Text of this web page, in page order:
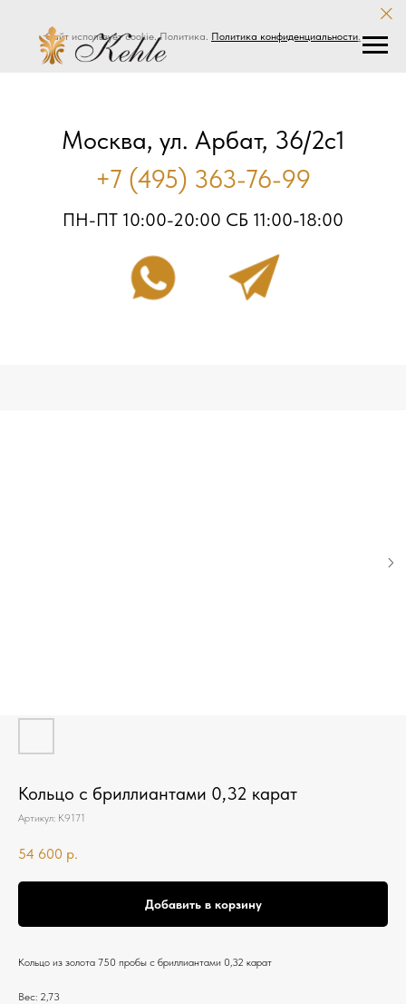
Сайт использует cookie. Политика. Политика конфиденциальности.
+7 (495) 363-76-99
ПН-ПТ 10:00-20:00 СБ 11:00-18:00
Кольцо с бриллиантами 0,32 карат
Артикул: К9171
54 600 р.
Добавить в корзину
Кольцо из золота 750 пробы с бриллиантами 0,32 карат
Вес: 2,73